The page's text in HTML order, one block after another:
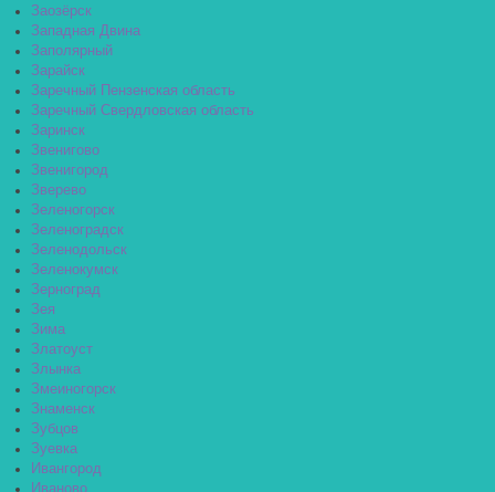
Заозёрск
Западная Двина
Заполярный
Зарайск
Заречный Пензенская область
Заречный Свердловская область
Заринск
Звенигово
Звенигород
Зверево
Зеленогорск
Зеленоградск
Зеленодольск
Зеленокумск
Зерноград
Зея
Зима
Златоуст
Злынка
Змеиногорск
Знаменск
Зубцов
Зуевка
Ивангород
Иваново